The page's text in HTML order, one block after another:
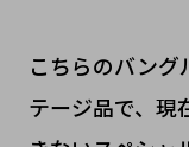
こちらのバン
テージ品で、現